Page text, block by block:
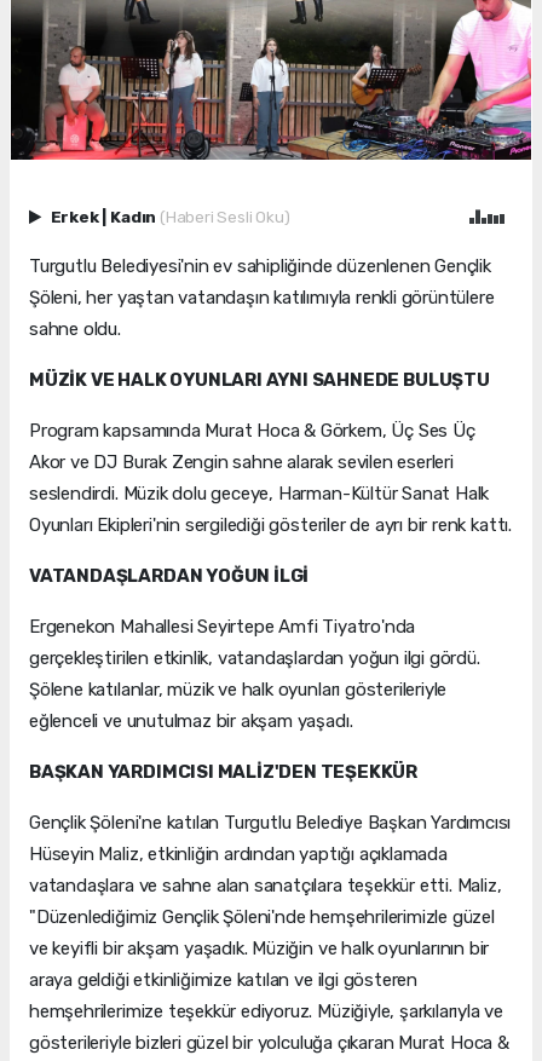
Erkek Kadın (Haberi Sesli Oku)
Turgutlu Belediyesi'nin ev sahipliğinde düzenlenen Gençlik
Şöleni, her yaştan vatandaşın katılımıyla renkli görüntülere
sahne oldu.
MÜZİK VE HALK OYUNLARI AYNI SAHNEDE BULUŞTU
Program kapsamında Murat Hoca & Görkem, Üç Ses Üç
Akor ve DJ Burak Zengin sahne alarak sevilen eserleri
seslendirdi. Müzik dolu geceye, Harman-Kültür Sanat Halk
Oyunları Ekipleri'nin sergilediği gösteriler de ayrı bir renk kattı.
VATANDAŞLARDAN YOĞUN İLGİ
Ergenekon Mahallesi Seyirtepe Amfi Tiyatro'nda
gerçekleştirilen etkinlik, vatandaşlardan yoğun ilgi gördü.
Şölene katılanlar, müzik ve halk oyunları gösterileriyle
eğlenceli ve unutulmaz bir akşam yaşadı.
BAŞKAN YARDIMCISI MALİZ'DEN TEŞEKKÜR
Gençlik Şöleni'ne katılan Turgutlu Belediye Başkan Yardımcısı
Hüseyin Maliz, etkinliğin ardından yaptığı açıklamada
vatandaşlara ve sahne alan sanatçılara teşekkür etti. Maliz,
"Düzenlediğimiz Gençlik Şöleni'nde hemşehrilerimizle güzel
ve keyifli bir akşam yaşadık. Müziğin ve halk oyunlarının bir
araya geldiği etkinliğimize katılan ve ilgi gösteren
hemşehrilerimize teşekkür ediyoruz. Müziğiyle, şarkılarıyla ve
gösterileriyle bizleri güzel bir yolculuğa çıkaran Murat Hoca &